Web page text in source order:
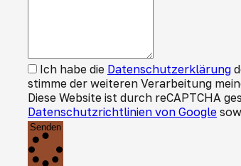
Ich habe die Datenschutzerklärung
stimme der weiteren Verarbeitung
Diese Website ist durch reCAPTCHA
Datenschutzrichtlinien von Google
Senden